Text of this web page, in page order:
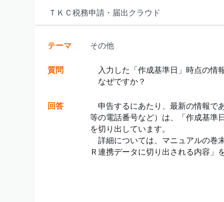
ＴＫＣ税務申請・届出クラウド
テーマ その他
質問
入力した「作成基準日」時点の情
なぜですか？
回答
申告するにあたり、最新の情報で
等の電話番号など）は、「作成基準
を切り出しています。
詳細については、マニュアルの巻
Ｒ連携データに切り出される内容」